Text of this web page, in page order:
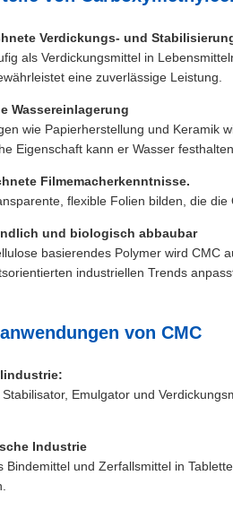
Verdickungs- und
als Verdickungsmittel in
eine zuverlässige Leistung.
Wassereinlagerung
wie Papierherstellung und Keramik
Eigenschaft kann er Wasser
Filmemacherkenntnisse.
flexible Folien bilden, die
und biologisch abbaubar
basierendes Polymer wird CMC
industriellen Trends
von CMC
Emulgator und
Industrie
Bindemittel und Zerfallsmittel in